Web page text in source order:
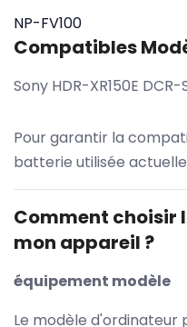
NP-FV100
Compatibles
Sony HDR-XR150E
Pour garantir la
batterie utilisée
Comment choisir
mon appareil ?
équipement modèle
Le modèle